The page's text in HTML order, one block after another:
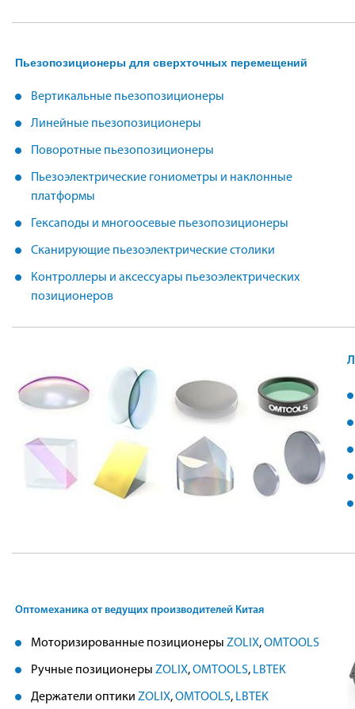
Пьезопозиционеры для сверхточных перемещений
Вертикальные пьезопозиционеры
Линейные пьезопозиционеры
Поворотные пьезопозиционеры
Пьезоэлектрические гониометры и наклонные
платформы
Гексаподы и многоосевые пьезопозиционеры
Сканирующие пьезоэлектрические столики
Контроллеры и аксессуары пьезоэлектрических
позиционеров
Оптомеханика от ведущих производителей Китая
Моторизированные позиционеры ZOLIX,OMTOOLS
Ручные позиционеры ZOLIX,OMTOOLS, LBTEK
Держатели оптики ZOLIX,OMTOOLS, LBTEK